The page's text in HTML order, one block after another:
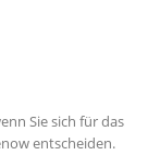
Sie sich für das
entscheiden.